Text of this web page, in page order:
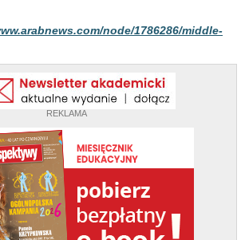
REKLAMA
node/1786286/middle-